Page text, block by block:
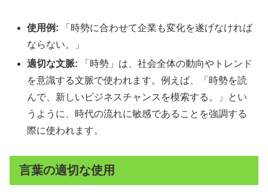
使用例: 「時勢に合わせて企業も変化を遂げなければ
ならない。」
適切な文脈: 「時勢」は、社会全体の動向やトレンド
を意識する文脈で使われます。例えば、「時勢を読
んで、新しいビジネスチャンスを模索する。」とい
うように、時代の流れに敏感であることを強調する
際に使われます。
言葉の適切な使用